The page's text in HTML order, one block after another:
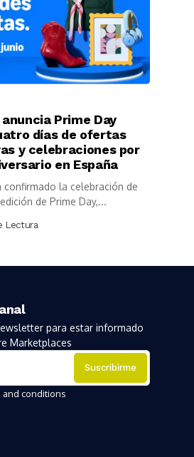
Prime Day
días de ofertas
y celebraciones por
en España
confirmado la celebración de
de Prime Day,...
Lectura
para estar informado
Marketplaces
and conditions